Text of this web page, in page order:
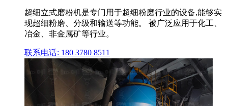
超细立式磨粉机是专门用于超细粉磨行业的设备,能够实
现超细粉磨、分级和输送等功能。 被广泛应用于化工、
冶金、非金属矿等行业。
联系电话: 180 3780 8511